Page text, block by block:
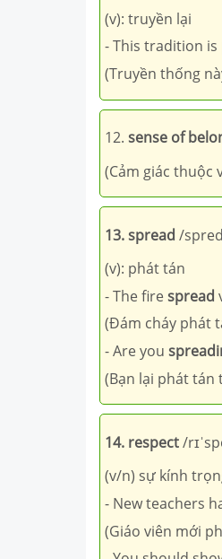
(v): truyền lại
- This tradition is
(Truyền thống
12. sense of
(Cảm giác thuộc
13. spread /
(v): phát tán
- The firespread
(Đám cháy phát
- Are you
(Bạn lại phát tán
14. respect/
(v/n) sự kính
- New teachers
(Giáo viên mới